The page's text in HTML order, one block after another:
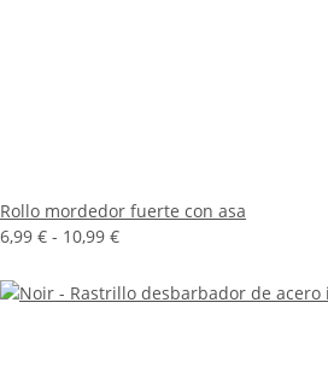
Rollo mordedor fuerte con asa
6,99 € - 10,99 €